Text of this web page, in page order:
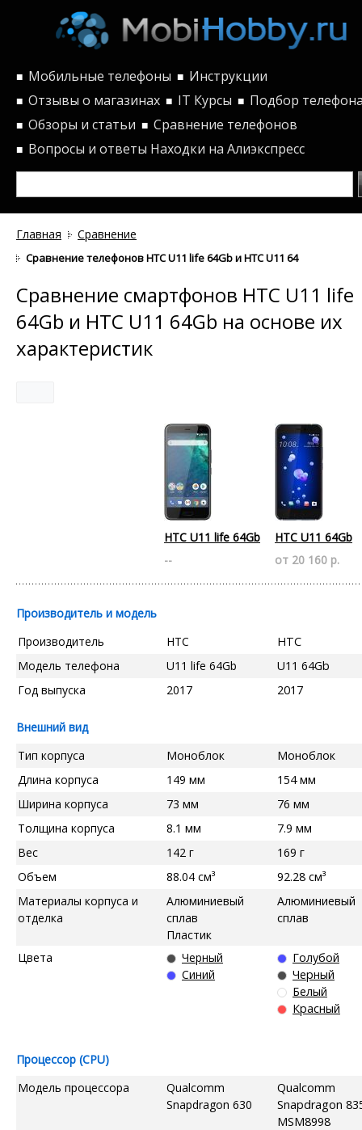
■ Мобильные телефоны ■ Инструкции
■ Отзывы о магазинах ■ IT Курсы ■ Подбор
■ Обзоры и статьи ■ Сравнение телефонов
■ Вопросы и ответы Находки на Алиэкспресс
Главная Сравнение
Сравнение телефонов HTC U11 life 64Gb и HTC U11 64Gb по
Сравнение смартфонов HTC U11 life
64Gb и HTC U11 64Gb на основе их
характеристик
HTC U11 life 64Gb
--
HTC U11 64Gb
от 20 160 р.
Производитель и модель
Производитель
HTC
HTC
Модель телефона
U11 life 64Gb
U11 64Gb
Год выпуска
2017 2017
Внешний вид
Тип корпуса
Моноблок
Моноблок
Длина корпуса
149 мм
154 мм
Ширина корпуса
73 мм
76 мм
Толщина корпуса
8.1 мм
7.9 мм
Вес
142 г
169 г
Объем
88.04 см³
92.28 см³
Материалы корпуса и
отделка
Алюминиевый
сплав
Пластик
Алюминиевый
сплав
Цвета
Черный
Синий
Голубой
Черный
Белый
Красный
Процессор (CPU)
Модель процессора
Qualcomm
Snapdragon 630
Qualcomm
Snapdragon
MSM8998